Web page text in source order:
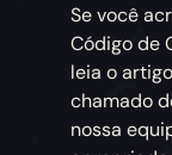
Se você
Código de
leia o
chamado
nossa